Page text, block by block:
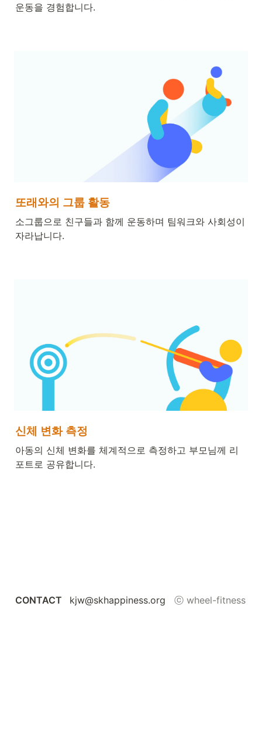
운동을 경험합니다.
또래와의 그룹 활동
소그룹으로 친구들과 함께 운동하며 팀워크와 사회성이
자라납니다.
신체 변화 측정
아동의 신체 변화를 체계적으로 측정하고 부모님께 리
포트로 공유합니다.
CONTACT kjw@skhappiness.org ⓒ wheel-fitness